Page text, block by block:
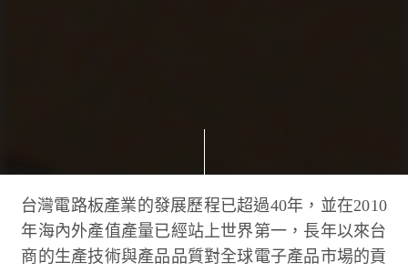
台灣電路板產業的發展歷程已超過40年，並在2010
年海內外產值產量已經站上世界第一，長年以來台
商的生產技術與產品品質對全球電子產品市場的貢